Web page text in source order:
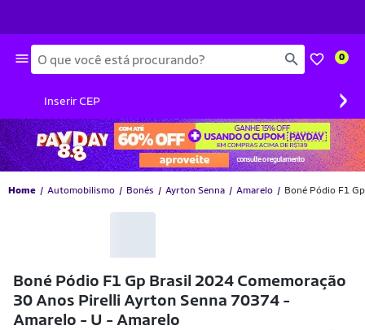
Busca 0
Inserir CEP ›
Home Automobilismo Bonés Ayrton Senna Amarelo Boné Pódio F1
Boné Pódio F1 Gp Brasil 2024 Comemoração
30 Anos Pirelli Ayrton Senna 70374 -
Amarelo - U - Amarelo